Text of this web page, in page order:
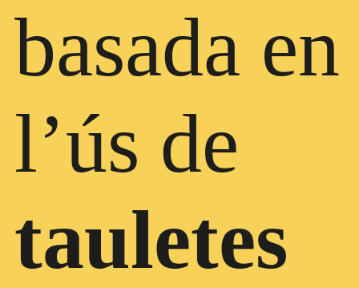
basada en
l’ús de
tauletes